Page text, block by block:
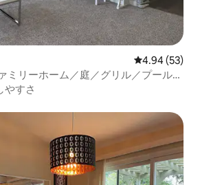
レビュー53
4.94 (53)
ミリーホーム／庭／グリル／プール／
やすさ